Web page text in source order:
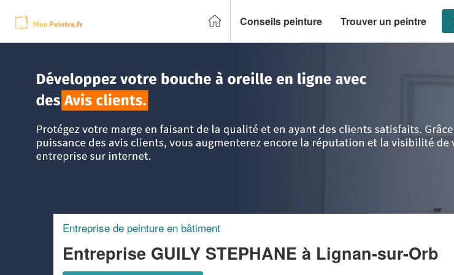
Conseils peinture Trouver un peintre
Entreprise de peinture en bâtiment
Entreprise GUILY STEPHANE à Lignan-sur-Orb